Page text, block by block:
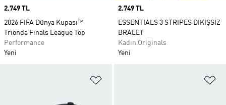
Price
2.749 TL
2026 FIFA Dünya Kupası™
Trionda Finals League Top
Performance
Yeni
Price
2.749 TL
ESSENTIALS 3 STRIPES DİKİŞSİZ
BRALET
Kadın Originals
Yeni